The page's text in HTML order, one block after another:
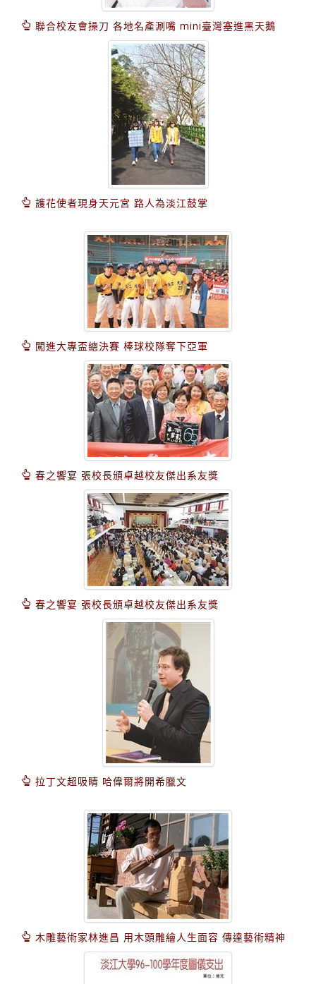
聯合校友會操刀 各地名產涮嘴 mini臺灣塞進黑天鵝
護花使者現身天元宮 路人為淡江鼓掌
闖進大專盃總決賽 棒球校隊奪下亞軍
春之饗宴 張校長頒卓越校友傑出系友獎
春之饗宴 張校長頒卓越校友傑出系友獎
拉丁文超吸睛 哈偉爾將開希臘文
木雕藝術家林進昌 用木頭雕繪人生面容 傳達藝術精神